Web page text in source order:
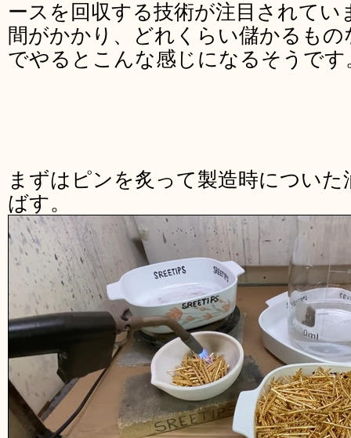
ースを回収する技術が注目されて
間がかかり、どれくらい儲かるも
でやるとこんな感じになるそうです
まずはピンを炙って製造時につい
ばす。